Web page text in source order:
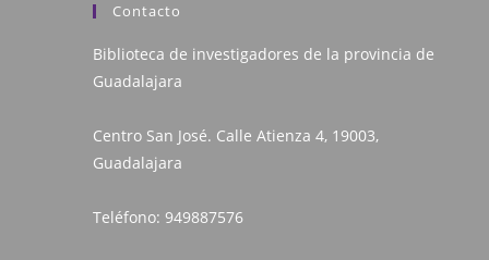
Contacto
Biblioteca de investigadores de la provincia de
Guadalajara
Centro San José. Calle Atienza 4, 19003,
Guadalajara
Teléfono: 949887576